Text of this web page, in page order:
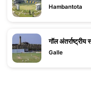
Hambantota
गॉल अंतर्राष्ट्रीय
Galle